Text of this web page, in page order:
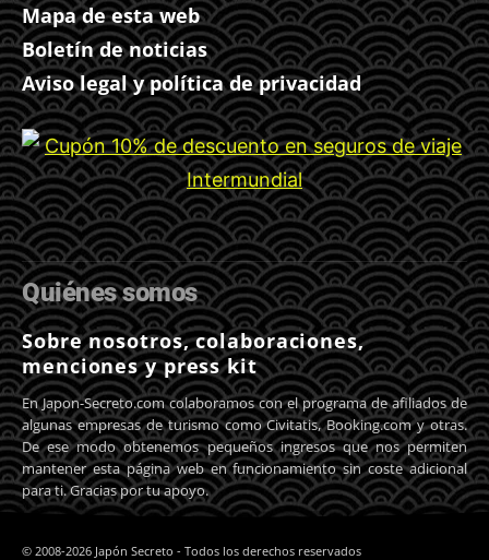
Mapa de esta web
Boletín de noticias
Aviso legal y política de privacidad
Quiénes somos
Sobre nosotros, colaboraciones,
menciones y press kit
En Japon-Secreto.com colaboramos con el programa de afiliados de
algunas empresas de turismo como Civitatis, Booking.com y otras.
De ese modo obtenemos pequeños ingresos que nos permiten
mantener esta página web en funcionamiento sin coste adicional
para ti. Gracias por tu apoyo.
© 2008-2026 Japón Secreto - Todos los derechos reservados